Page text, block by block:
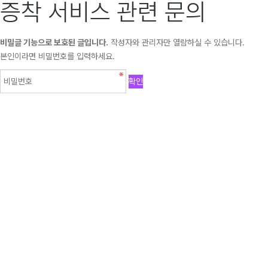
증착 서비스 관련 문의
비밀글 기능으로 보호된 글입니다. 작성자와 관리자만 열람하실 수 있습니다.
본인이라면 비밀번호를 입력하세요.